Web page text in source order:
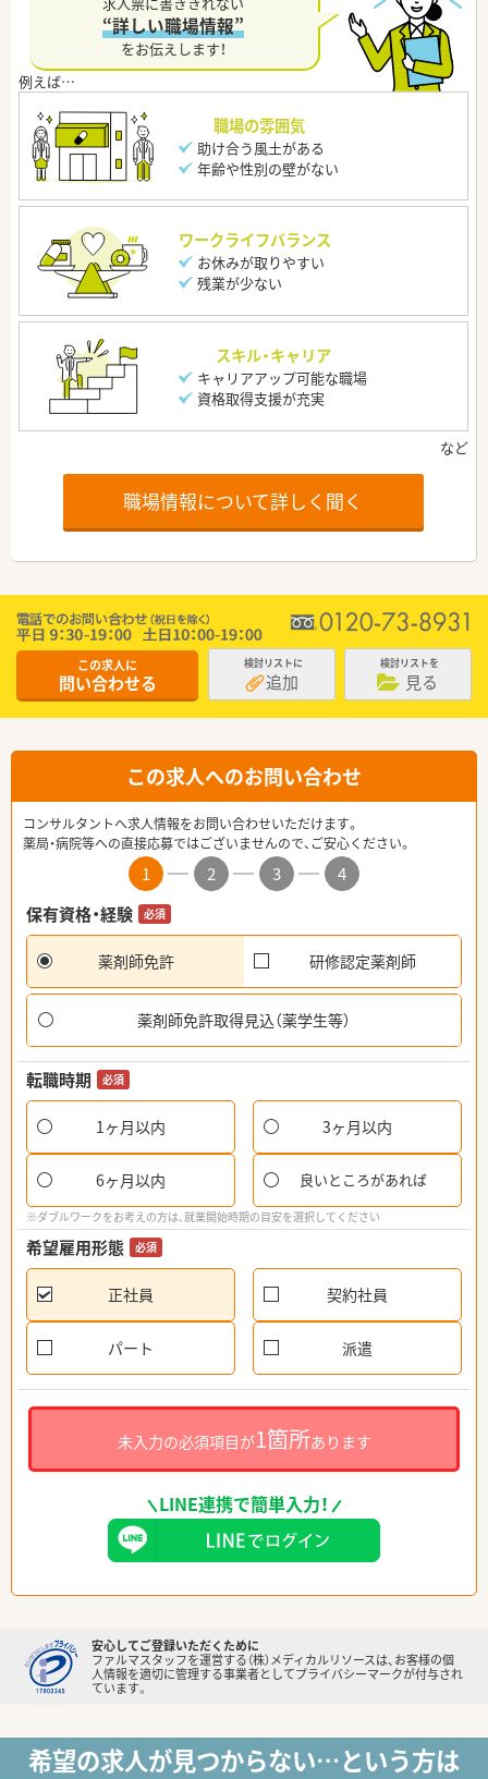
“詳しい職場情報”
をお伝えします！
職場の雰囲気
助け合う風土がある
年齢や性別の壁がない
ワークライフバランス
お休みが取りやすい
残業が少ない
スキル・キャリア
キャリアアップ可能な職場
資格取得支援が充実
職場情報について詳しく聞く
この求人に
問い合わせる
検討リストに
追加
検討リストを
見る
この求人へのお問い合わせ
コンサルタントへ求人情報をお問い合わせいただけます。
薬局・病院等への直接応募ではございませんので、ご安心ください。
1 2 3
4
保有資格・経験
必須
薬剤師免許 研修認定薬剤師
薬剤師免許取得見込（薬学生等）
転職時期 必須
1ヶ月以内 3ヶ月以内
6ヶ月以内 良いところがあれば
※ダブルワークをお考えの方は、就業開始時期の目安を選択してください
希望雇用形態 必須
正社員 契約社員
パート 派遣
未入力の必須項目が1箇所あります
LINE連携で簡単入力！
安心してご登録いただくために
ファルマスタッフを運営する（株）メディカルリソースは、お客様の個
人情報を適切に管理する事業者としてプライバシーマークが付与され
ています。
希望の求人が見つからない…という方は